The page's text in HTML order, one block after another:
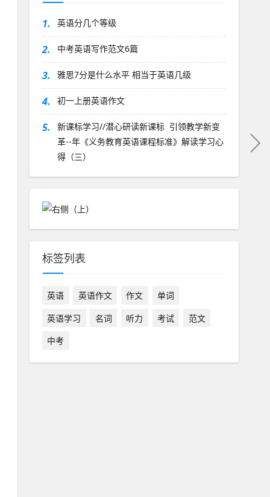
1. 英语分几个等级
2. 中考英语写作范文6篇
3. 雅思7分是什么水平 相当于英语几级
4. 初一上册英语作文
5.
新课标学习//潜心研读新课标 引领教学新变
革--年《义务教育英语课程标准》解读学习心
得（三）
标签列表
英语 英语作文 作文
单词
英语学习
名词 听力 考试
范文
中考